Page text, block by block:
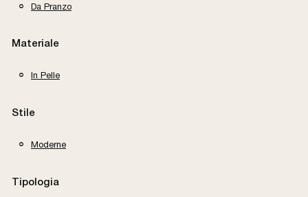
Da Pranzo
Materiale
In Pelle
Stile
Moderne
Tipologia